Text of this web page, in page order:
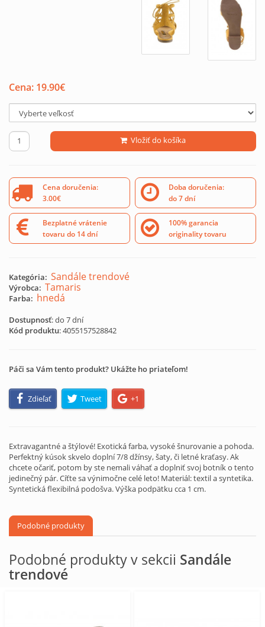
Cena: 19.90€
Vložiť do košíka
Cena doručenia:
3.00€
Doba doručenia:
do 7 dní
Bezplatné vrátenie
tovaru do 14 dní
100% garancia
originality tovaru
Kategória: Sandále trendové
Výrobca: Tamaris
Farba: hnedá
Dostupnosť: do 7 dní
Kód produktu:4055157528842
Páči sa Vám tento produkt? Ukážte ho priateľom!
Zdieľať Tweet +1
Extravagantné a štýlové! Exotická farba, vysoké šnurovanie a pohoda.
Perfektný kúsok skvelo doplní 7/8 džínsy, šaty, či letné kraťasy. Ak
chcete očariť, potom by ste nemali váhať a doplniť svoj botník o tento
jedinečný pár. Cíťte sa výnimočne celé leto! Materiál: textil a syntetika.
Syntetická flexibilná podošva. Výška podpätku cca 1 cm.
Podobné produkty
Podobné produkty v sekcii Sandále
trendové